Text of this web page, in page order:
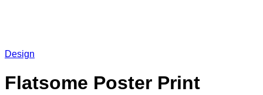
Design
Flatsome Poster Print